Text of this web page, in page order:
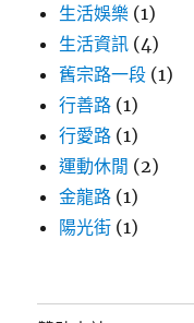
生活娛樂 (1)
生活資訊 (4)
舊宗路一段 (1)
行善路 (1)
行愛路 (1)
運動休閒 (2)
金龍路 (1)
陽光街 (1)